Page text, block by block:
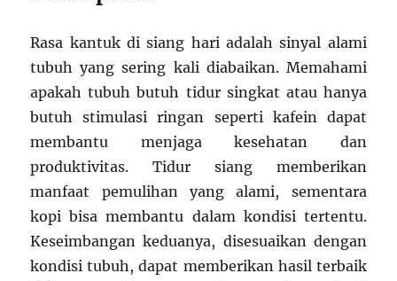
Rasa kantuk di siang hari adalah sinyal alami
tubuh yang sering kali diabaikan. Memahami
apakah tubuh butuh tidur singkat atau hanya
butuh stimulasi ringan seperti kafein dapat
membantu menjaga kesehatan dan
produktivitas. Tidur siang memberikan
manfaat pemulihan yang alami, sementara
kopi bisa membantu dalam kondisi tertentu.
Keseimbangan keduanya, disesuaikan dengan
kondisi tubuh, dapat memberikan hasil terbaik